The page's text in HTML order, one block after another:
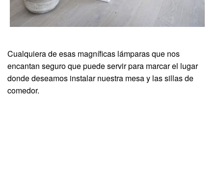
Cualquiera de esas magníficas lámparas que nos
encantan seguro que puede servir para marcar el lugar
donde deseamos instalar nuestra mesa y las sillas de
comedor.